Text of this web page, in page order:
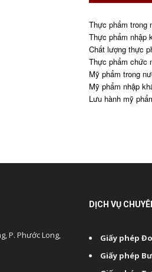
Thực phẩm trong
Thực phẩm nhập
Chất lượng thực
Thực phẩm chức
Mỹ phẩm trong
Mỹ phẩm nhập
Lưu hành mỹ
P. Phước Long,
DỊCH VỤ
Giấy phép
Giấy phép